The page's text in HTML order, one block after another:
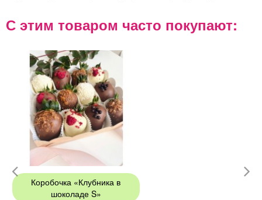
С этим товаром часто покупают:
Коробочка «Клубника в
шоколаде S»